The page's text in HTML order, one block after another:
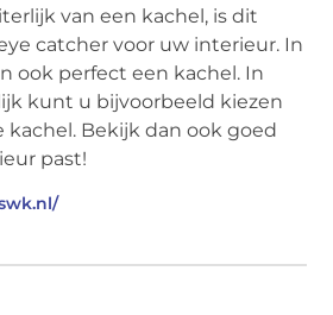
van een kachel, is dit
catcher voor uw interieur. In
ook perfect een kachel. In
kunt u bijvoorbeeld kiezen
kachel. Bekijk dan ook goed
past!